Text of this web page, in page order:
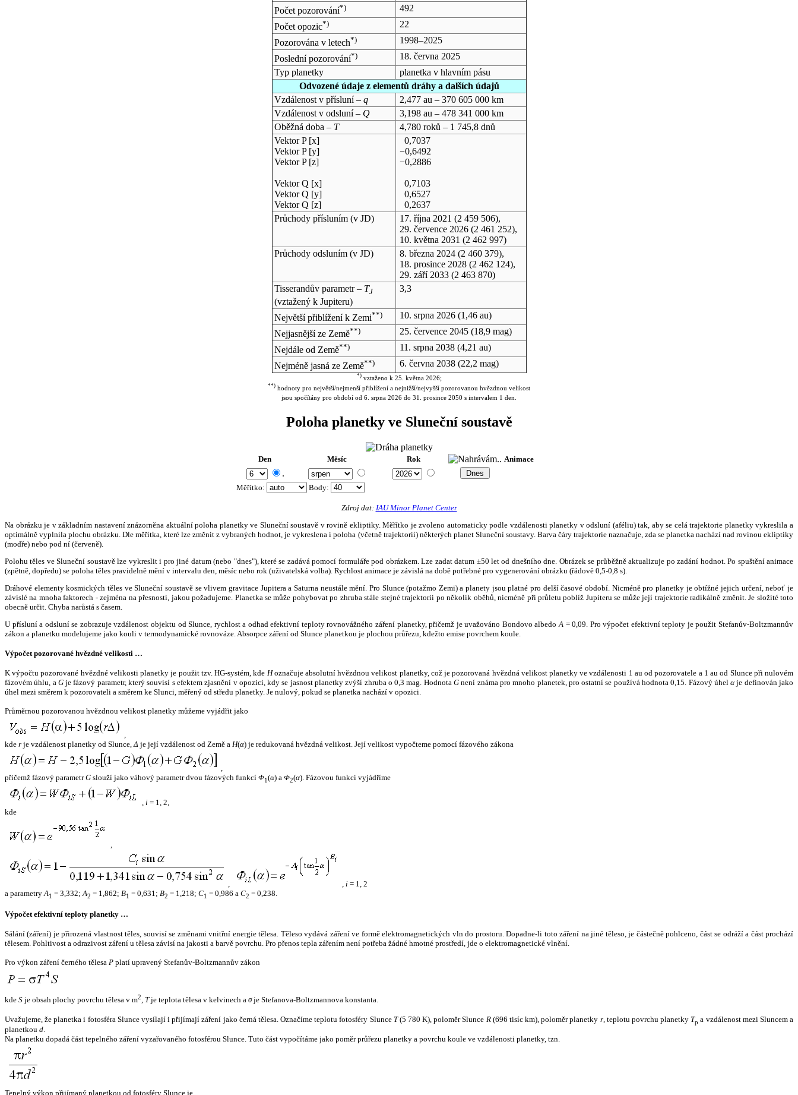
Počet pozorování*)
492
Počet opozic*)
22
Pozorována v letech*)
1998–2025
Poslední pozorování*)
18. června 2025
Typ planetky
planetka v hlavním pásu
Odvozené údaje z elementů dráhy a dalších údajů
Vzdálenost v přísluní – q
2,477 au – 370 605 000 km
Vzdálenost v odsluní – Q
3,198 au – 478 341 000 km
Oběžná doba – T
4,780 roků – 1 745,8 dnů
Vektor P [x]
Vektor P [y]
Vektor P [z]
Vektor Q [x]
Vektor Q [y]
Vektor Q [z]
0,7037
−0,6492
−0,2886
0,7103
0,6527
0,2637
Průchody přísluním (v JD) 17. října 2021 (2 459 506),
29. července 2026(2 461 252),
10. května 2031 (2 462 997)
Průchody odsluním (v JD) 8. března 2024(2 460 379),
18. prosince 2028(2 462 124),
29. září 2033(2 463 870)
Tisserandův parametr – TJ
(vztažený k Jupiteru)
3,3
Největší přiblížení k Zemi**) 10. srpna 2026(1,46 au)
Nejjasnější ze Země**) 25. července 2045(18,9 mag)
Nejdále od Země**) 11. srpna 2038(4,21 au)
Nejméně jasná ze Země**) 6. června 2038(22,2 mag)
*)vztaženo k 25. května 2026;
**) hodnoty pro největší/nejmenší přiblížení a nejnižší/nejvyšší pozorovanou hvězdnou velikost
jsou spočítány pro období od 6. srpna 2026 do 31. prosince 2050 s intervalem 1 den.
Poloha planetky ve Sluneční soustavě
Den Měsíc Rok Animace
.
Měřítko: Body:
Zdroj dat: IAU Minor Planet Center
Na obrázku je v základním nastavení znázorněna aktuální poloha planetky ve Sluneční soustavě v rovině ekliptiky. Měřítko je zvoleno automaticky podle vzdálenosti planetky v odsluní (aféliu) tak, aby se celá trajektorie planetky vykreslila a
optimálně vyplnila plochu obrázku. Dle měřítka, které lze změnit z vybraných hodnot, je vykreslena i poloha (včetně trajektorií) některých planet Sluneční soustavy. Barva čáry trajektorie naznačuje, zda se planetka nachází nad rovinou ekliptiky
(modře) nebo pod ní (červeně).
Polohu těles ve Sluneční soustavě lze vykreslit i pro jiné datum (nebo "dnes"), které se zadává pomocí formuláře pod obrázkem. Lze zadat datum ±50 let od dnešního dne. Obrázek se průběžně aktualizuje po zadání hodnot. Po spuštění animace
(zpětně, dopředu) se poloha těles pravidelně mění v intervalu den, měsíc nebo rok (uživatelská volba). Rychlost animace je závislá na době potřebné pro vygenerování obrázku (řádově 0,5-0,8 s).
Dráhové elementy kosmických těles ve Sluneční soustavě se vlivem gravitace Jupitera a Saturna neustále mění. Pro Slunce (potažmo Zemi) a planety jsou platné pro delší časové období. Nicméně pro planetky je obtížné jejich určení, neboť je
závislé na mnoha faktorech - zejména na přesnosti, jakou požadujeme. Planetka se může pohybovat po zhruba stále stejné trajektorii po několik oběhů, nicméně při průletu poblíž Jupiteru se může její trajektorie radikálně změnit. Je složité toto
obecně určit. Chyba narůstá s časem.
U přísluní a odsluní se zobrazuje vzdálenost objektu od Slunce, rychlost a odhad efektivní teploty rovnovážného záření planetky, přičemž je uvažováno Bondovo albedo A = 0,09. Pro výpočet efektivní teploty je použit Stefanův-Boltzmannův
zákon a planetku modelujeme jako kouli v termodynamické rovnováze. Absorpce záření od Slunce planetkou je plochou průřezu, kdežto emise povrchem koule.
Výpočet pozorované hvězdné velikosti …
K výpočtu pozorované hvězdné velikosti planetky je použit tzv. HG-systém, kde Hoznačuje absolutní hvězdnou velikost planetky, což je pozorovaná hvězdná velikost planetky ve vzdálenosti 1 au od pozorovatele a 1 au od Slunce při nulovém
fázovém úhlu, a Gje fázový parametr, který souvisí s efektem zjasnění v opozici, kdy se jasnost planetky zvýší zhruba o 0,3 mag. HodnotaG není známa pro mnoho planetek, pro ostatní se používá hodnota 0,15. Fázový úhelα je definován jako
úhel mezi směrem k pozorovateli a směrem ke Slunci, měřený od středu planetky. Je nulový, pokud se planetka nachází v opozici.
Průměrnou pozorovanou hvězdnou velikost planetky můžeme vyjádřit jako
,
kde r je vzdálenost planetky od Slunce,Δ je její vzdálenost od Země a H(α) je redukovaná hvězdná velikost. Její velikost vypočteme pomocí fázového zákona
,
přičemž fázový parametrG slouží jako váhový parametr dvou fázových funkcí Φ1(α) a Φ2(α). Fázovou funkci vyjádříme
, i = 1, 2,
kde
,
, , i = 1, 2
a parametryA1 = 3,332;A2 = 1,862; B1 = 0,631; B2 = 1,218; C1 = 0,986 a C2 = 0,238.
Výpočet efektivní teploty planetky …
Sálání (záření) je přirozená vlastnost těles, souvisí se změnami vnitřní energie tělesa. Těleso vydává záření ve formě elektromagnetických vln do prostoru. Dopadne-li toto záření na jiné těleso, je částečně pohlceno, část se odráží a část prochází
tělesem. Pohltivost a odrazivost záření u tělesa závisí na jakosti a barvě povrchu. Pro přenos tepla zářením není potřeba žádné hmotné prostředí, jde o elektromagnetické vlnění.
Pro výkon záření černého tělesa P platí upravený Stefanův-Boltzmannův zákon
kde S je obsah plochy povrchu tělesa v m2, Tje teplota tělesa v kelvinech a σje Stefanova-Boltzmannova konstanta.
Uvažujeme, že planetka i fotosféra Slunce vysílají i přijímají záření jako černá tělesa. Označíme teplotu fotosféry Slunce T(5 780 K), poloměr Slunce R(696 tisíc km), poloměr planetky r, teplotu povrchu planetky Tp a vzdálenost mezi Sluncem a
planetkou d.
Na planetku dopadá část tepelného záření vyzařovaného fotosférou Slunce. Tuto část vypočítáme jako poměr průřezu planetky a povrchu koule ve vzdálenosti planetky, tzn.
Tepelný výkon přijímaný planetkou od fotosféry Slunce je